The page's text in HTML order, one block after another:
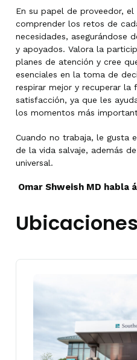
En su papel de proveedor, el
comprender los retos de
necesidades, asegurándose
y apoyados. Valora la
planes de atención y cree
esenciales en la toma de
respirar mejor y recuperar la
satisfacción, ya que les
los momentos más
Cuando no trabaja, le gusta
de la vida salvaje, además
universal.
Omar Shweish MD habla
Ubicaciones